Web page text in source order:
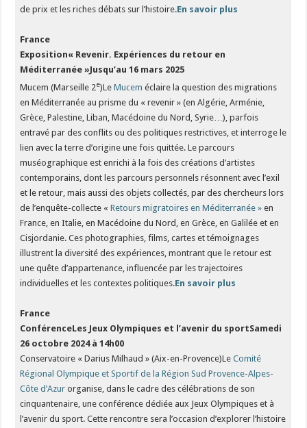
de prix et les riches débats sur l’histoire.En savoir plus
France
Exposition« Revenir. Expériences du retour en
Méditerranée »Jusqu’au 16 mars 2025
Mucem (Marseille 2e)LeMucem éclaire la question des migrations
en Méditerranée au prisme du « revenir » (en Algérie, Arménie,
Grèce, Palestine, Liban, Macédoine du Nord, Syrie…), parfois
entravé par des conflits ou des politiques restrictives, et interroge le
lien avec la terre d’origine une fois quittée. Le parcours
muséographique est enrichi à la fois des créations d’artistes
contemporains, dont les parcours personnels résonnent avec l’exil
et le retour, mais aussi des objets collectés, par des chercheurs lors
de l’enquête-collecte «Retours migratoires en Méditerranée » en
France, en Italie, en Macédoine du Nord, en Grèce, en Galilée et en
Cisjordanie. Ces photographies, films, cartes et témoignages
illustrent la diversité des expériences, montrant que le retour est
une quête d’appartenance, influencée par les trajectoires
individuelles et les contextes politiques.En savoir plus
France
ConférenceLes Jeux Olympiques et l’avenir du sportSamedi
26 octobre 2024 à 14h00
Conservatoire « Darius Milhaud » (Aix-en-Provence)LeComité
Régional Olympique et Sportif de la Région Sud Provence-Alpes-
Côte d’Azur organise, dans le cadre des célébrations de son
cinquantenaire, une conférence dédiée aux Jeux Olympiques et à
l’avenir du sport. Cette rencontre sera l’occasion d’explorer l’histoire